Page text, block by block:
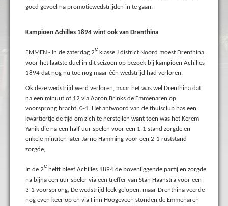
goed gevoel na promotiewedstrijden in te gaan.
Kampioen Achilles 1894 wint ook van Drenthina
EMMEN - In de zaterdag 2e klasse J district Noord moest Drenthina
voor het laatste duel in dit seizoen op bezoek bij kampioen Achilles
1894 dat nog nu toe nog maar één wedstrijd had verloren.
Ok deze wedstrijd werd verloren, maar het was wel Drenthina dat
na een minuut of 12 via Aaron Brinks de Emmenaren op
voorsprong bracht. 0-1. Het antwoord van de thuisclub has een
kwartiertje de tijd om zich te herstellen want toen was het Kerem
Yanik die na een half uur spelen voor een 1-1 stand zorgde en
enkele minuten later Jarno Hamming voor een 2-1 ruststand
zorgde,
In de 2e helft bleef Achilles 1894 de bovenliggende partij en zorgde
na bijna een uur speler via een treffer van Stan Haanstra voor een
3-1 voorsprong, De wedstrijd leek gelopen, maar Drenthina veerde
nog even keer op en via Finn Hoogeveen stonden de Emmenaren